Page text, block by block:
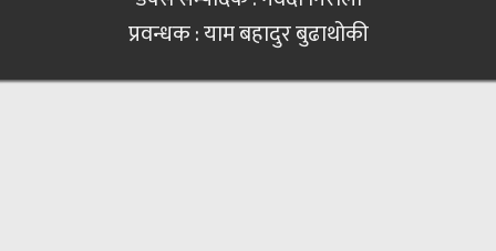
प्रवन्धक : याम बहादुर बुढाथोकी